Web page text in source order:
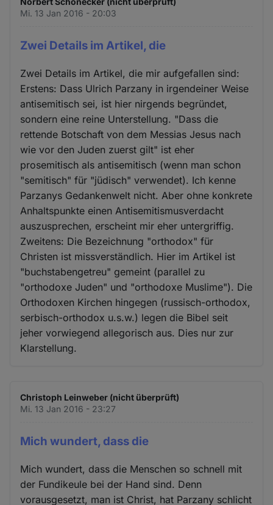
Mi. 13 Jan 2016 - 20:03
Zwei Details im Artikel, die
Zwei Details im Artikel, die mir aufgefallen sind:
Erstens: Dass Ulrich Parzany in irgendeiner Weise
antisemitisch sei, ist hier nirgends begründet,
sondern eine reine Unterstellung. "Dass die
rettende Botschaft von dem Messias Jesus nach
wie vor den Juden zuerst gilt" ist eher
prosemitisch als antisemitisch (wenn man schon
"semitisch" für "jüdisch" verwendet). Ich kenne
Parzanys Gedankenwelt nicht. Aber ohne konkrete
Anhaltspunkte einen Antisemitismusverdacht
auszusprechen, erscheint mir eher untergriffig.
Zweitens: Die Bezeichnung "orthodox" für
Christen ist missverständlich. Hier im Artikel ist
"buchstabengetreu" gemeint (parallel zu
"orthodoxe Juden" und "orthodoxe Muslime"). Die
Orthodoxen Kirchen hingegen (russisch-orthodox,
serbisch-orthodox u.s.w.) legen die Bibel seit
jeher vorwiegend allegorisch aus. Dies nur zur
Klarstellung.
Christoph Leinweber (nicht überprüft)
Mi. 13 Jan 2016 - 23:27
Mich wundert, dass die
Mich wundert, dass die Menschen so schnell mit
der Fundikeule bei der Hand sind. Denn
vorausgesetzt, man ist Christ, hat Parzany schlicht